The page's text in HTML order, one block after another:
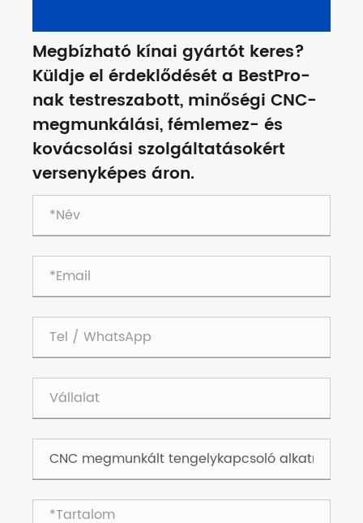
Megbízható kínai gyártót keres?
Küldje el érdeklődését a BestPro-
nak testreszabott, minőségi CNC-
megmunkálási, fémlemez- és
kovácsolási szolgáltatásokért
versenyképes áron.